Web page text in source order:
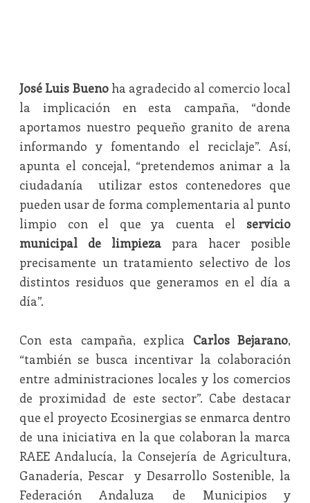
José Luis Buenoha agradecido al comercio local
la implicación en esta campaña, “donde
aportamos nuestro pequeño granito de arena
informando y fomentando el reciclaje”. Así,
apunta el concejal, “pretendemos animar a la
ciudadanía utilizar estos contenedores que
pueden usar de forma complementaria al punto
limpio con el que ya cuenta el servicio
municipal de limpiezapara hacer posible
precisamente un tratamiento selectivo de los
distintos residuos que generamos en el día a
día”.
Con esta campaña, explica Carlos Bejarano,
“también se busca incentivar la colaboración
entre administraciones locales y los comercios
de proximidad de este sector”. Cabe destacar
que el proyecto Ecosinergias se enmarca dentro
de una iniciativa en la que colaboran la marca
RAEE Andalucía, la Consejería de Agricultura,
Ganadería, Pescar y Desarrollo Sostenible, la
Federación Andaluza de Municipios y